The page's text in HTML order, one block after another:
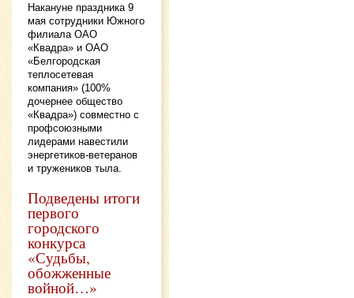
Накануне праздника 9
мая сотрудники Южного
филиала ОАО
«Квадра» и ОАО
«Белгородская
теплосетевая
компания» (100%
дочернее общество
«Квадра») совместно с
профсоюзными
лидерами навестили
энергетиков-ветеранов
и тружеников тыла.
Подведены итоги
первого
городского
конкурса
«Судьбы,
обожженные
войной…»